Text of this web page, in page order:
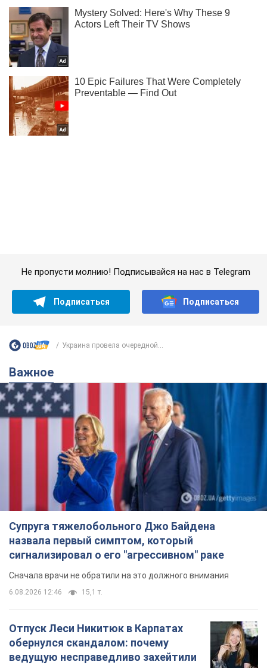
Супруга тяжелобольного Джо Байдена
назвала первый симптом, который
сигнализировал о его "агрессивном" раке
Сначала врачи не обратили на это должного внимания
6.08.2026 12:46 15,1 т.
Отпуск Леси Никитюк в Карпатах
обернулся скандалом: почему
ведущую несправедливо захейтили
Знаменитость вышла на прямую
над "i"
7 годин тому 12,1 т.
Не только из-за зарплаты: почему
украинцы не спешат соглашаться на
вакансии